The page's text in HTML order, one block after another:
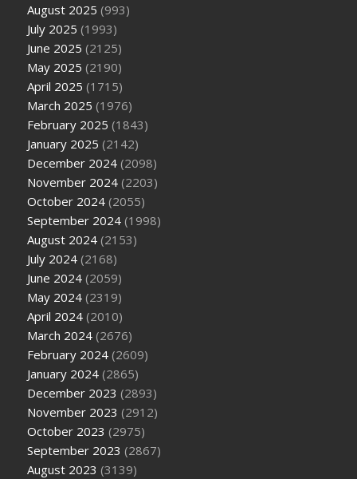
August 2025 (993)
July 2025 (1993)
June 2025 (2125)
May 2025 (2190)
April 2025 (1715)
March 2025 (1976)
February 2025 (1843)
January 2025 (2142)
December 2024 (2098)
November 2024 (2203)
October 2024 (2055)
September 2024 (1998)
August 2024 (2153)
July 2024 (2168)
June 2024 (2059)
May 2024 (2319)
April 2024 (2010)
March 2024 (2676)
February 2024 (2609)
January 2024 (2865)
December 2023 (2893)
November 2023 (2912)
October 2023 (2975)
September 2023 (2867)
August 2023 (3139)